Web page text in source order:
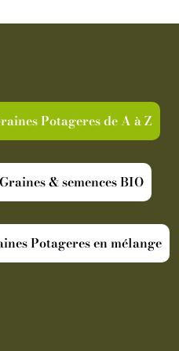
Potageres de A à Z
& semences BIO
Potageres en mélange